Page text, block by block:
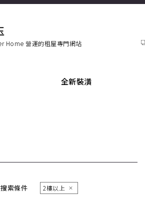
Home 營運的租屋專門網站
全新裝潢
索條件 2樓以上